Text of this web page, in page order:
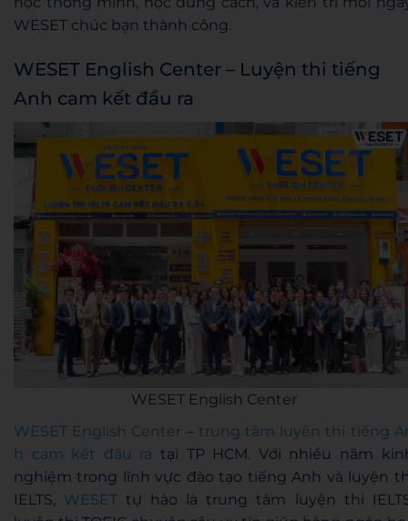
WESET chúc bạn thành công.
WESET English Center – Luyện thi tiếng
Anh cam kết đầu ra
WESET English Center
WESET English Center – trung tâm luyện thi tiếng
h cam kết đầu ra tại TP HCM. Với nhiều năm
nghiệm trong lĩnh vực đào tạo tiếng Anh và luyện
IELTS, WESET tự hào là trung tâm luyện thi